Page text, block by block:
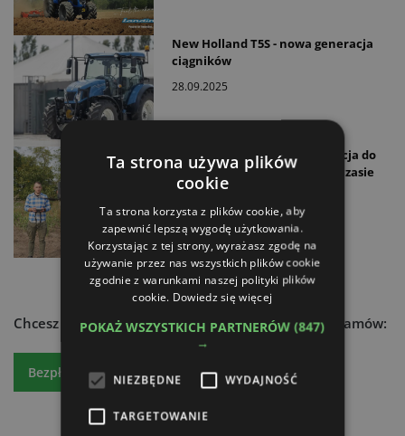
New Holland T5S - nowa generacja
ciągników
28.09.2025
CultiWise: sztuczna inteligencja do
rozpoznawania chwastów w czasie
rzeczywistym
23.09.2025
Chcesz dowiedzieć się więcej? Czytaj atr express - zamów:
Bezpłatny egzemplarz Prenumeratę
Ta strona używa plików
cookie
Ta strona korzysta z plików cookie, aby
zapewnić lepszą wygodę użytkowania.
Korzystając z tej strony, wyrażasz zgodę na
używanie przez nas wszystkich plików cookie
zgodnie z warunkami naszej polityki plików
cookie. Dowiedz się więcej
POKAŻ WSZYSTKICH PARTNERÓW(847)
→
NIEZBĘDNE WYDAJNOŚĆ
TARGETOWANIE